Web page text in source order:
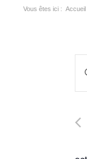
Vous êtes ici : Accueil